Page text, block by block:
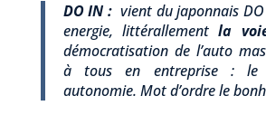
DO IN :vient du japonnais DO
energie, littérallementla
démocratisation de l’auto
à tous en entreprise : le
autonomie. Mot d’ordre le